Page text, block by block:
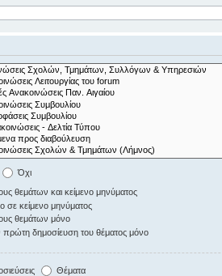
Όχι
θεμάτων και κείμενο μηνύματος
σε κείμενο μηνύματος
θεμάτων μόνο
πρώτη δημοσίευση του θέματος μόνο
Θέματα